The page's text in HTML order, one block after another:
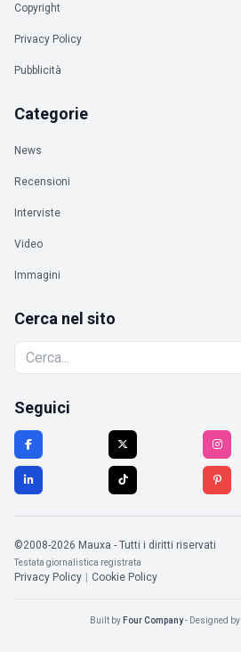
Copyright
Privacy Policy
Pubblicità
Categorie
News
Recensioni
Interviste
Video
Immagini
Cerca nel sito
Seguici
©2008-2026 Mauxa - Tutti i diritti riservati
Testata giornalistica registrata
Privacy Policy Cookie Policy
Built by Four Company- Designed by